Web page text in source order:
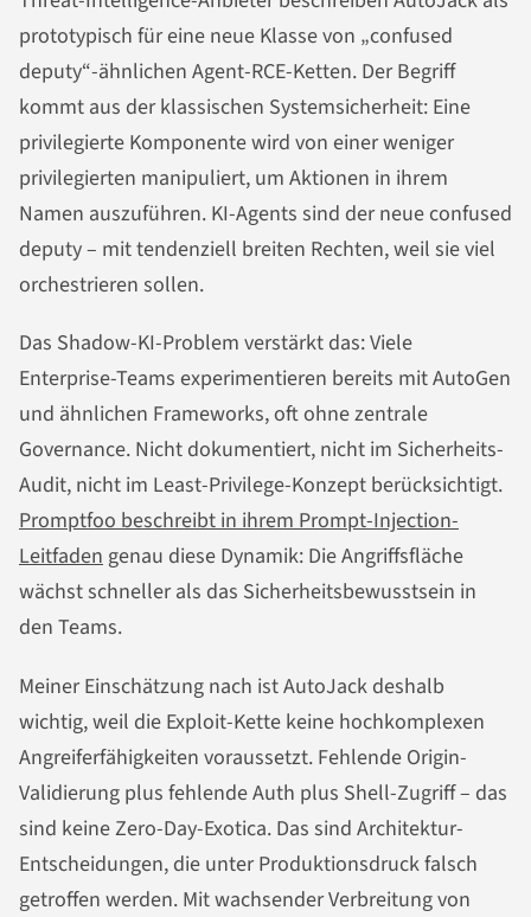
prototypisch für eine neue Klasse von „confused
deputy“-ähnlichen Agent-RCE-Ketten. Der Begriff
kommt aus der klassischen Systemsicherheit: Eine
privilegierte Komponente wird von einer weniger
privilegierten manipuliert, um Aktionen in ihrem
Namen auszuführen. KI-Agents sind der neue confused
deputy – mit tendenziell breiten Rechten, weil sie viel
orchestrieren sollen.
Das Shadow-KI-Problem verstärkt das: Viele
Enterprise-Teams experimentieren bereits mit AutoGen
und ähnlichen Frameworks, oft ohne zentrale
Governance. Nicht dokumentiert, nicht im Sicherheits-
Audit, nicht im Least-Privilege-Konzept berücksichtigt.
Promptfoo beschreibt in ihrem Prompt-Injection-
Leitfadengenau diese Dynamik: Die Angriffsfläche
wächst schneller als das Sicherheitsbewusstsein in
den Teams.
Meiner Einschätzung nach ist AutoJack deshalb
wichtig, weil die Exploit-Kette keine hochkomplexen
Angreiferfähigkeiten voraussetzt. Fehlende Origin-
Validierung plus fehlende Auth plus Shell-Zugriff – das
sind keine Zero-Day-Exotica. Das sind Architektur-
Entscheidungen, die unter Produktionsdruck falsch
getroffen werden. Mit wachsender Verbreitung von